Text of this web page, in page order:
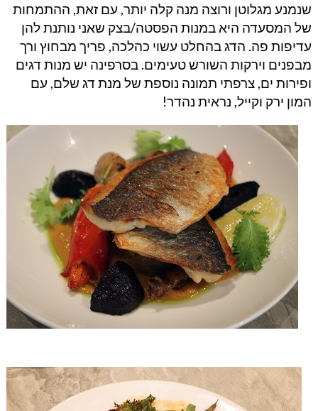
שנמנע מגלוטן ורוצה מנה קלה יותר, עם זאת, ההתמחות
של המסעדה היא במנות הפסטה/בצק שאני נותנת להן
עדיפות פה. הדג בהחלט עשוי כהלכה, פריך מבחוץ ורך
מבפנים וירקות השורש טעימים. בסרפינה יש מנות דגים
ופירות ים, צרפתי תמונה נוספת של מנת דג שלם, עם
המון ירק וקייל, נראית נהדר!